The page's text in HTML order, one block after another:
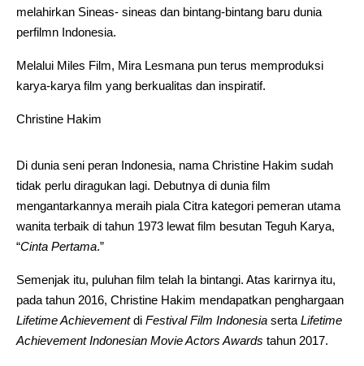
melahirkan Sineas- sineas dan bintang-bintang baru dunia
perfilmn Indonesia.
Melalui Miles Film, Mira Lesmana pun terus memproduksi
karya-karya film yang berkualitas dan inspiratif.
Christine Hakim
Di dunia seni peran Indonesia, nama Christine Hakim sudah
tidak perlu diragukan lagi. Debutnya di dunia film
mengantarkannya meraih piala Citra kategori pemeran utama
wanita terbaik di tahun 1973 lewat film besutan Teguh Karya,
“Cinta Pertama.”
Semenjak itu, puluhan film telah Ia bintangi. Atas karirnya itu,
pada tahun 2016, Christine Hakim mendapatkan penghargaan
Lifetime Achievementdi Festival Film Indonesia serta Lifetime
Achievement Indonesian Movie Actors Awards tahun 2017.